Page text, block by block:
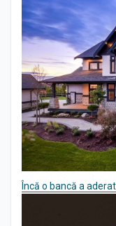
Încă o bancă a